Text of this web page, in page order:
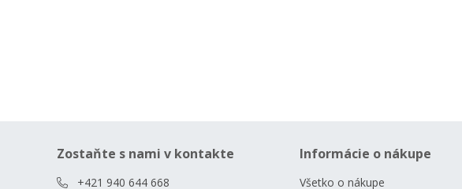
Zostaňte s nami v kontakte
+421 940 644 668
Informácie o nákupe
Všetko o nákupe